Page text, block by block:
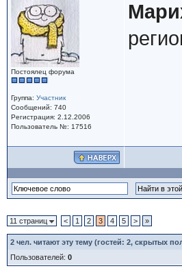
Постоялец форума
Группа: Участник
Сообщений: 740
Регистрация: 2.12.2006
Пользователь №: 17516
11 страниц < 1 2 3 4 5 > »
2чел. читают эту тему (гостей: 2, скрытых
Пользователей: 0